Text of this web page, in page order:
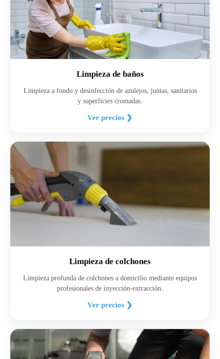
Limpieza de baños
Limpieza a fondo y desinfección de azulejos, juntas, sanitarios
y superficies cromadas.
Ver precios ❯
Limpieza de colchones
Limpieza profunda de colchones a domicilio mediante equipos
profesionales de inyección-extracción.
Ver precios ❯